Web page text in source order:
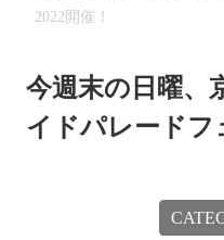
2022開催！
今週末の日曜、
イドパレードフ